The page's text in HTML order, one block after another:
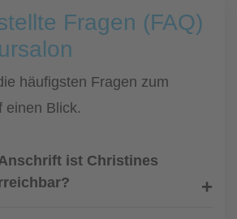
Fragen (FAQ)
häufigsten Fragen zum
einen Blick.
ist Christines